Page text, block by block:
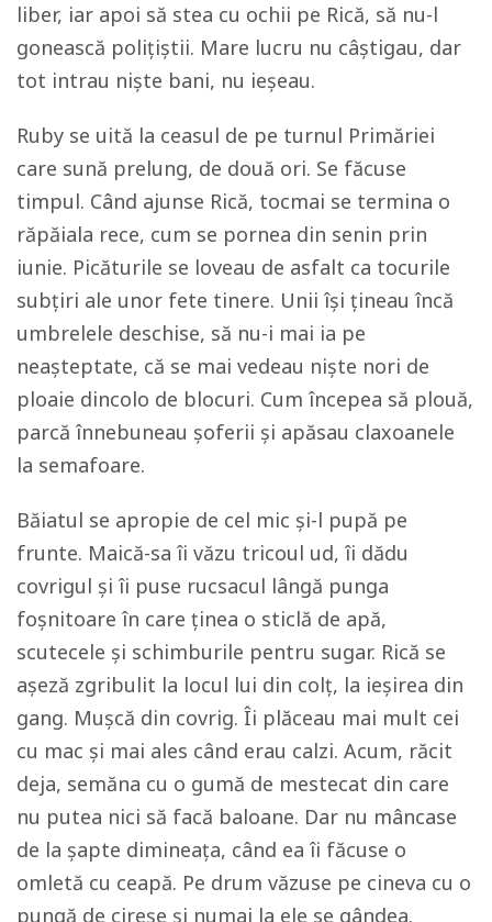
liber, iar apoi să stea cu ochii pe Rică, să nu-l
gonească polițiștii. Mare lucru nu câștigau, dar
tot intrau niște bani, nu ieșeau.
Ruby se uită la ceasul de pe turnul Primăriei
care sună prelung, de două ori. Se făcuse
timpul. Când ajunse Rică, tocmai se termina o
răpăiala rece, cum se pornea din senin prin
iunie. Picăturile se loveau de asfalt ca tocurile
subțiri ale unor fete tinere. Unii își țineau încă
umbrelele deschise, să nu-i mai ia pe
neașteptate, că se mai vedeau niște nori de
ploaie dincolo de blocuri. Cum începea să plouă,
parcă înnebuneau șoferii și apăsau claxoanele
la semafoare.
Băiatul se apropie de cel mic și-l pupă pe
frunte. Maică-sa îi văzu tricoul ud, îi dădu
covrigul și îi puse rucsacul lângă punga
foșnitoare în care ținea o sticlă de apă,
scutecele și schimburile pentru sugar. Rică se
așeză zgribulit la locul lui din colț, la ieșirea din
gang. Mușcă din covrig. Îi plăceau mai mult cei
cu mac și mai ales când erau calzi. Acum, răcit
deja, semăna cu o gumă de mestecat din care
nu putea nici să facă baloane. Dar nu mâncase
de la șapte dimineața, când ea îi făcuse o
omletă cu ceapă. Pe drum văzuse pe cineva cu o
pungă de cireșe și numai la ele se gândea.